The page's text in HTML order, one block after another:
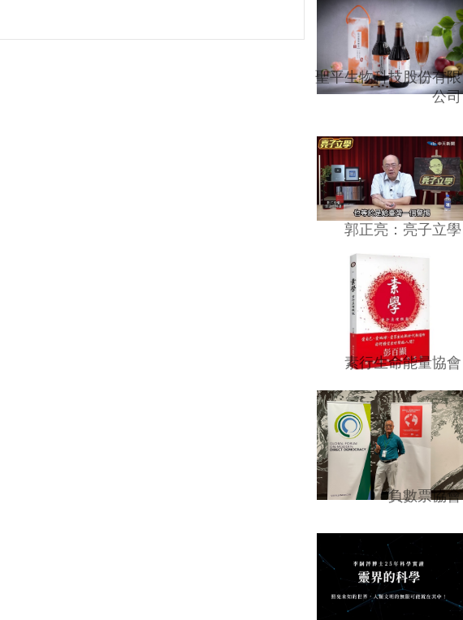
聖平生物科技股份有限
公司
郭正亮：亮子立學
素行生命能量協會
負數票協會